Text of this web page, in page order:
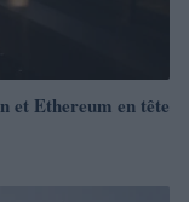
et Ethereum en tête